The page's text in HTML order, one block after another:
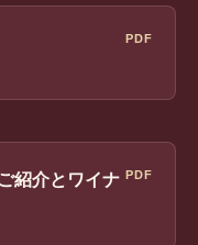
PDF
紹介とワイナ PDF